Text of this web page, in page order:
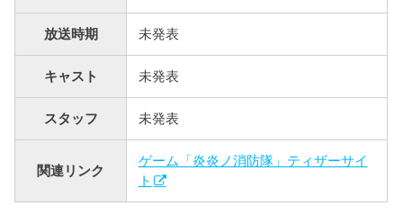
放送時期 未発表
キャスト 未発表
スタッフ 未発表
関連リンク
ゲーム「炎炎ノ消防隊」ティザーサイ
ト